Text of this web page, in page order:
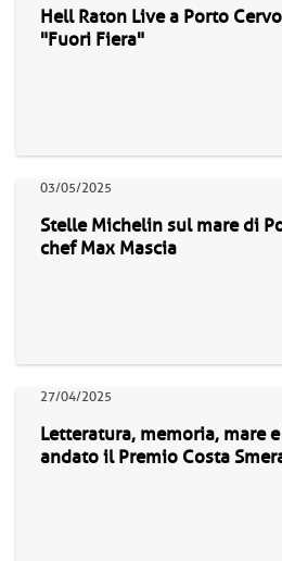
Hell Raton Live a Porto
"Fuori Fiera"
03/05/2025
Stelle Michelin sul mare di
chef Max Mascia
27/04/2025
Letteratura, memoria, mare
andato il Premio Costa